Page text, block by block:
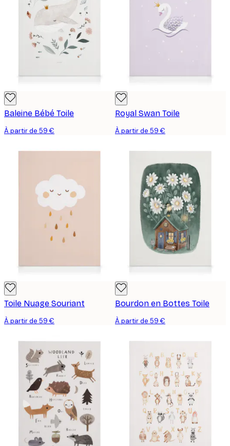
Baleine Bébé Toile
À partir de 59 €
Royal Swan Toile
À partir de 59 €
Toile Nuage Souriant
À partir de 59 €
Bourdon en Bottes Toile
À partir de 59 €